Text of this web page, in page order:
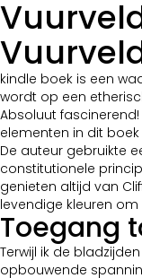
kindle boek is een
wordt op een
Absoluut
elementen in dit
De auteur gebruikte
constitutionele
genieten altijd van
levendige kleuren
Toegang
Terwijl ik de
opbouwende